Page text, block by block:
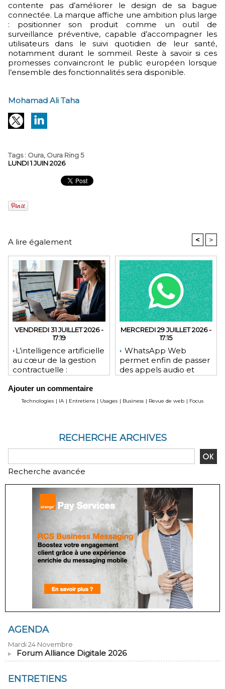
contente pas d’améliorer le design de sa bague
connectée. La marque affiche une ambition plus large
: positionner son produit comme un outil de
surveillance préventive, capable d’accompagner les
utilisateurs dans le suivi quotidien de leur santé,
notamment durant le sommeil. Reste à savoir si ces
promesses convaincront le public européen lorsque
l’ensemble des fonctionnalités sera disponible.
Mohamad Ali Taha
Tags: Oura, Oura Ring 5
LUNDI 1 JUIN 2026
A lire également < >
VENDREDI 31 JUILLET 2026 -
17:19
​L’intelligence artificielle
au cœur de la gestion
contractuelle :
pour les juristes ?
MERCREDI 29 JUILLET 2026 -
17:15
WhatsApp Web
permet enfin de passer
des appels audio et
Ajouter un commentaire
Technologies | IA | Entretiens | Usages | Business | Revue de web | Focus
RECHERCHE ARCHIVES
Recherche avancée
AGENDA
Mardi 24 Novembre
Forum Alliance Digitale 2026
ENTRETIENS